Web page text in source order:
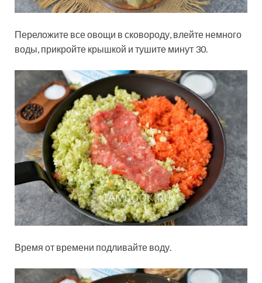
Переложите все овощи в сковороду, влейте немного
воды, прикройте крышкой и тушите минут 30.
Время от времени подливайте воду.